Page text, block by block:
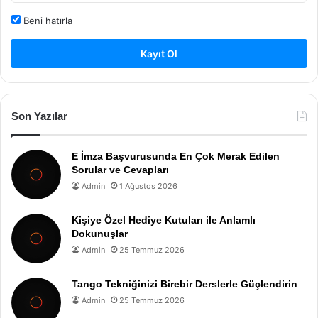
Beni hatırla
Kayıt Ol
Son Yazılar
E İmza Başvurusunda En Çok Merak Edilen
Sorular ve Cevapları
Admin 1 Ağustos 2026
Kişiye Özel Hediye Kutuları ile Anlamlı
Dokunuşlar
Admin 25 Temmuz 2026
Tango Tekniğinizi Birebir Derslerle Güçlendirin
Admin 25 Temmuz 2026